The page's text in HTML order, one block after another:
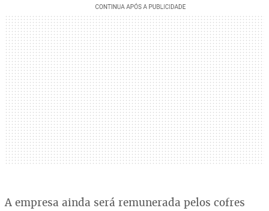
A empresa ainda será remunerada pelos cofres